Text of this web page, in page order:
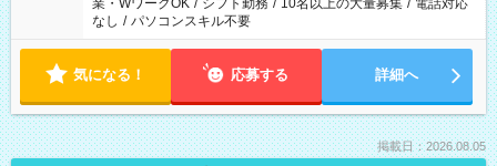
業・WワークOK / シフト勤務 / 10名以上の大量募集 / 電話対応
なし / パソコンスキル不要
気になる！ 応募する 詳細へ
掲載日：2026.08.05